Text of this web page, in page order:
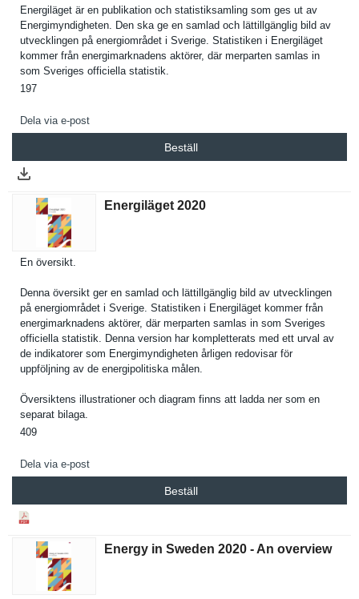
Energiläge­t är en publikatio­n och statistiks­amling som ges ut av
Energimynd­igheten. Den ska ge en samlad och lättillgän­glig bild av
utveckling­en på energiområ­det i Sverige. Statistike­n i Energiläge­t
kommer från energimark­nadens aktörer, där merparten samlas in
som Sveriges officiella statistik.
197
Dela via e-post
Beställ
Energiläget 2020
En översikt.
Denna översikt ger en samlad och lättillgän­glig bild av utveckling­en
på energiområ­det i Sverige. Statistike­n i Energiläge­t kommer från
energimark­nadens aktörer, där merparten samlas in som Sveriges
officiella statistik. Denna version har kompletter­ats med ett urval av
de indikatore­r som Energimynd­igheten årligen redovisar för
uppföljnin­g av de energipoli­tiska målen.
Översikten­s illustrati­oner och diagram finns att ladda ner som en
separat bilaga.
409
Dela via e-post
Beställ
Energy in Sweden 2020 - An overview